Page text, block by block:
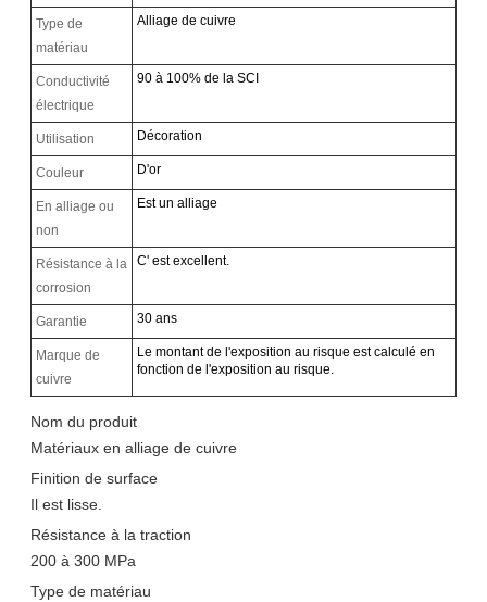
Type de
matériau
Alliage de cuivre
Conductivité
électrique
90 à 100% de la SCI
Utilisation Décoration
Couleur D'or
En alliage ou
non
Est un alliage
Résistance à la
corrosion
C' est excellent.
Garantie 30 ans
Marque de
cuivre
Le montant de l'exposition au risque est calculé en
fonction de l'exposition au risque.
Nom du produit
Matériaux en alliage de cuivre
Finition de surface
Il est lisse.
Résistance à la traction
200 à 300 MPa
Type de matériau